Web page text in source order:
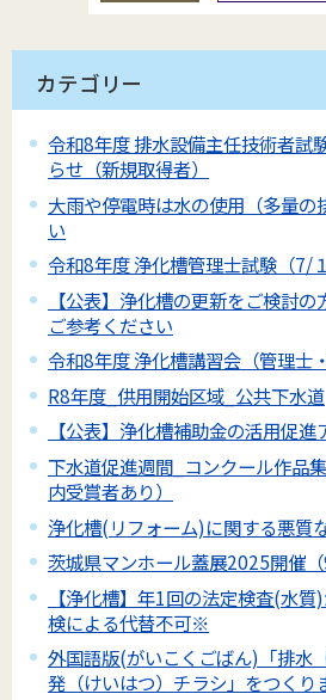
カテゴリー
令和8年度 排水設備主任技術者試
らせ（新規取得者）
大雨や停電時は水の使用（多量の
い
令和8年度 浄化槽管理士試験（7/
【公表】浄化槽の更新をご検討
ご参考ください
令和8年度 浄化槽講習会（管理士
R8年度_供用開始区域_公共下水道
【公表】浄化槽補助金の活用促
下水道促進週間_コンクール作品
内受賞者あり）
浄化槽(リフォーム)に関する悪質
茨城県マンホール蓋展2025開催（
【浄化槽】年1回の法定検査(水
検による代替不可※
外国語版(がいこくごばん)「排水
発（けいはつ）チラシ」をつくり